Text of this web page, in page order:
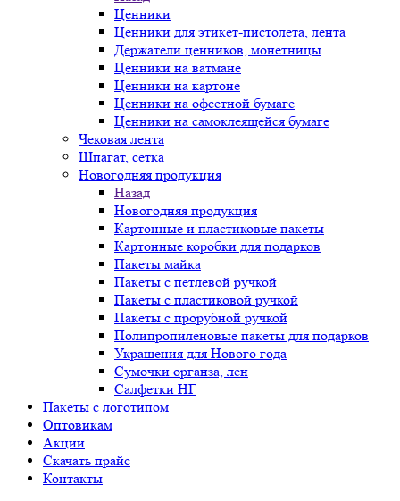
Ценники
Ценники для этикет-пистолета, лента
Держатели ценников, монетницы
Ценники на ватмане
Ценники на картоне
Ценники на офсетной бумаге
Ценники на самоклеящейся бумаге
Чековая лента
Шпагат, сетка
Новогодняя продукция
Назад
Новогодняя продукция
Картонные и пластиковые пакеты
Картонные коробки для подарков
Пакеты майка
Пакеты с петлевой ручкой
Пакеты с пластиковой ручкой
Пакеты с прорубной ручкой
Полипропиленовые пакеты для подарков
Украшения для Нового года
Сумочки органза, лен
Салфетки НГ
Пакеты с логотипом
Оптовикам
Акции
Скачать прайс
Контакты